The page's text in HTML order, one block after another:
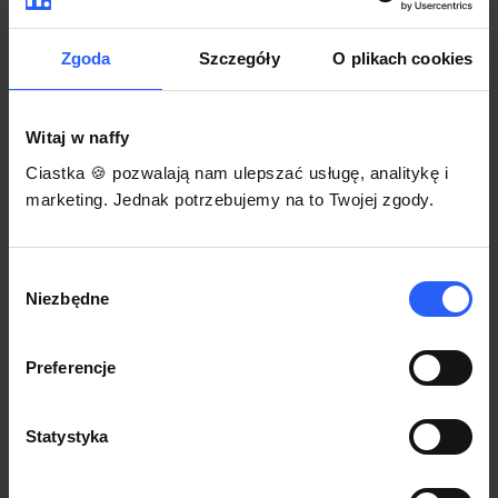
Zgoda Szczegóły O plikach cookies
Witaj w naffy
Ciastka 🍪 pozwalają nam ulepszać usługę, analitykę i
marketing. Jednak potrzebujemy na to Twojej zgody.
zgody
Niezbędne
Preferencje
Statystyka
Korzystaj na dowolnym urządzeniu z
przeglądarką Chrome
Włącz czasową promocję
3
Każdy produkt w naffy ma swój indywidualny link.
gdzie się nim podzielisz z odbiorcami.